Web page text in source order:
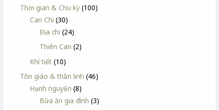
Thời gian & Chu kỳ (100)
Can Chi (30)
Địa chi (24)
Thiên Can (2)
Khí tiết (10)
Tôn giáo & thần linh (46)
Hạnh nguyện (8)
Bữa ăn gia đình (3)